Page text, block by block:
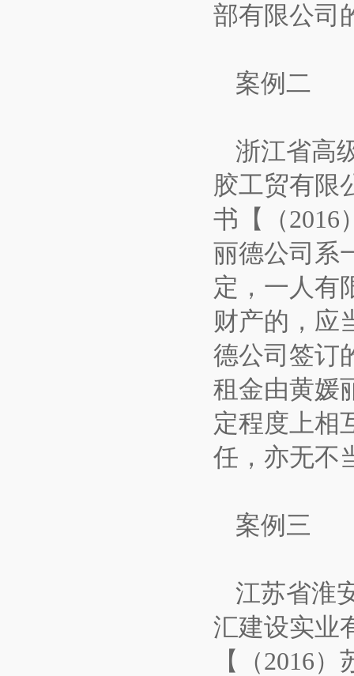
部有限公司
案例二
浙江省高
胶工贸有限
书【（2016
丽德公司系
定，一人有
财产的，应
德公司签订
租金由黄媛
定程度上相
任，亦无不
案例三
江苏省淮
汇建设实业
【（2016